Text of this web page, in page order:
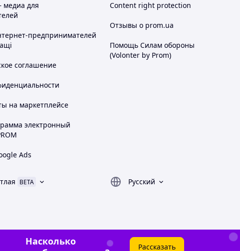
для
предпринимателей
соглашение
на маркетплейсе
электронный
Ads
Content right protection
Отзывы о prom.ua
Помощь Силам обороны
(Volonter by Prom)
BETA
Русский
Насколько
Рассказать